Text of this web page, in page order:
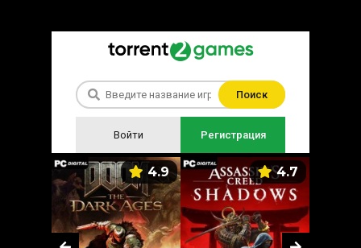
Поиск
Войти Регистрация
4.9 4.7